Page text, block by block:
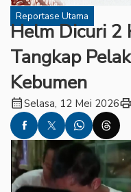
Reportase Utama
Helm Dicuri 2
Tangkap
Kebumen
calendar_monthSelasa, 12 Mei 2026print